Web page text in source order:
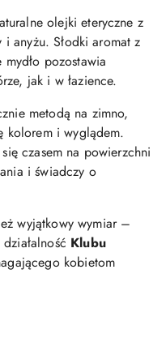
olejki eteryczne z
anyżu. Słodki aromat z
pozostawia
jak i w łazience.
metodą na zimno,
kolorem i wyglądem.
czasem na powierzchni
i świadczy o
wyjątkowy wymiar –
Klubu
kobietom